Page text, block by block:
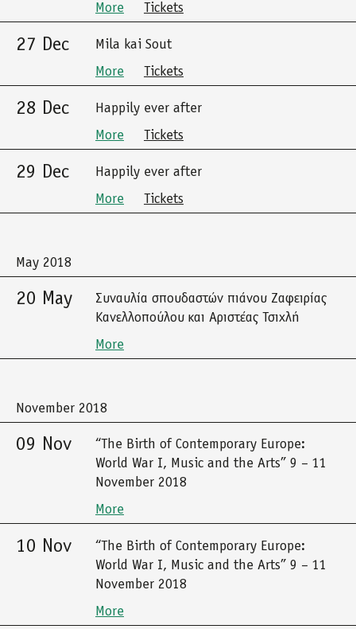
More
Tickets
27 Dec
Mila kai Sout
More
Tickets
28 Dec
Happily ever after
More
Tickets
29 Dec
Happily ever after
More
Tickets
May 2018
20 May
Συναυλία σπουδαστών πιάνου Ζαφειρίας
Κανελλοπούλου και Αριστέας Τσιχλή
More
November 2018
09 Nov
“The Birth of Contemporary Europe:
World War I, Music and the Arts” 9 – 11
November 2018
More
10 Nov
“The Birth of Contemporary Europe:
World War I, Music and the Arts” 9 – 11
November 2018
More